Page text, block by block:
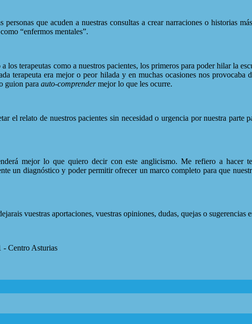
que acuden a nuestras consultas a crear narraciones o historias
“enfermos mentales”.
a los terapeutas como a nuestros pacientes, los primeros para poder hilar la
terapeuta era mejor o peor hilada y en muchas ocasiones nos provocaba
guion para auto-comprendermejor lo que les ocurre.
el relato de nuestros pacientes sin necesidad o urgencia por nuestra parte
mejor lo que quiero decir con este anglicismo. Me refiero a hacer
un diagnóstico y poder permitir ofrecer un marco completo para que
vuestras aportaciones, vuestras opiniones, dudas, quejas o sugerencias
- Centro Asturias